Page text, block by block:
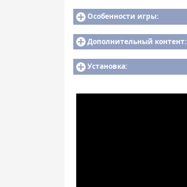
Особенности игры:
Дополнительный контент:
Установка: